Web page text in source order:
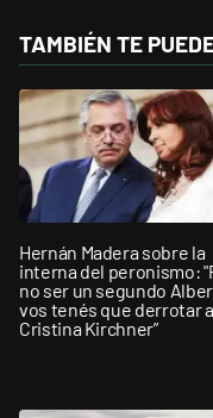
TAMBIÉN TE
Hernán Madera sobre la
interna del peronismo:
no ser un segundo
vos tenés que derrotar a
Cristina Kirchner”